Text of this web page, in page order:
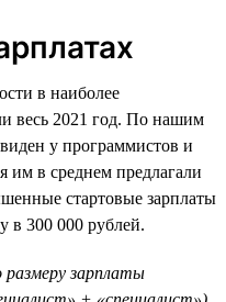
в наиболее
весь 2021 год. По нашим
у программистов и
им в среднем предлагали
стартовые зарплаты
в 300 000 рублей.
зарплаты